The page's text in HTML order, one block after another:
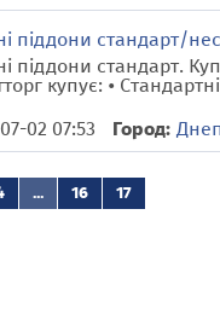
піддони стандарт/
піддони стандарт.
купує: •
02 07:53 Город:
... 16 17